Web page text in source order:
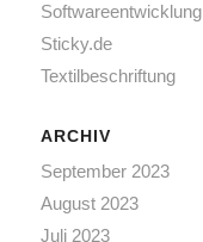
Softwareentwicklung
Sticky.de
Textilbeschriftung
ARCHIV
September 2023
August 2023
Juli 2023